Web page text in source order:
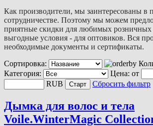
Как производители, мы заинтересованы в
сотрудничестве. Поэтому мы можем
приятные скидки для любимых розничных
выгодные условия - для оптовиков. Вся
необходимые документы и сертификаты.
Сортировка:
Категория:
Цена: от
RUB
Сбросить фильтр
Дымка для волос и тела
Voile.WinterMagic